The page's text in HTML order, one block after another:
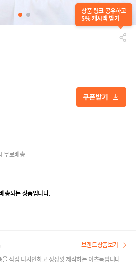
상품 링크 공유하고
5% 캐시백 받기
무료배송
송되는 상품입니다.
직접 디자인하고 정성껏 제작하는 이츠독입니다
브랜드상품보기